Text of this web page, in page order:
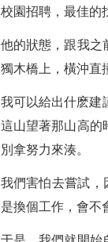
校園招聘，最佳的
他的狀態，跟我之
獨木橋上，橫沖直
我可以給出什麽建
這山望著那山高的
別拿努力來湊。
我們害怕去嘗試，
是換個工作，會不